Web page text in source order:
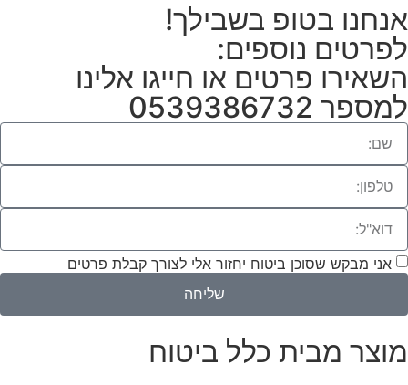
אנחנו בטופ בשבילך!
לפרטים נוספים:
השאירו פרטים או חייגו אלינו
למספר 0539386732
אני מבקש שסוכן ביטוח יחזור אלי לצורך קבלת פרטים
שליחה
מוצר מבית כלל ביטוח